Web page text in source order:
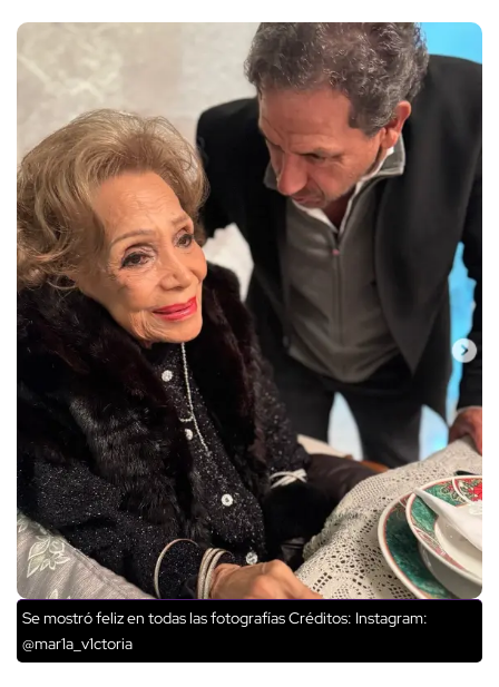
Se mostró feliz en todas las fotografíasCréditos: Instagram:
@mar1a_v1ctoria